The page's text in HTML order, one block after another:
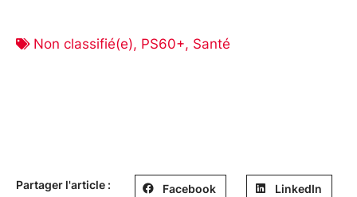
Non classifié(e), PS60+, Santé
Partager l'article : Facebook LinkedIn